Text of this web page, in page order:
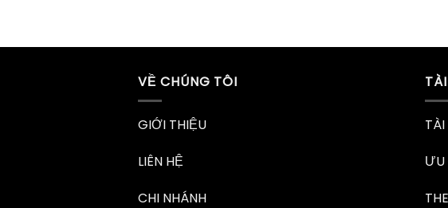
VỀ CHÚNG TÔI
GIỚI THIỆU
LIÊN HỆ
CHI NHÁNH